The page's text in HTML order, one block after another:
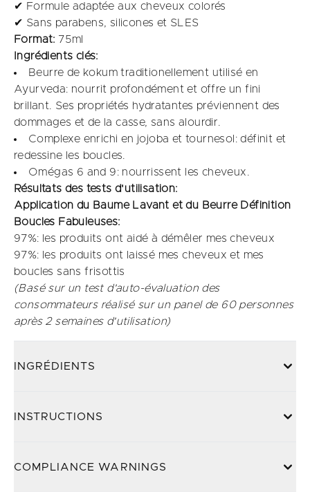
✔ Formule adaptée aux cheveux colorés
✔ Sans parabens, silicones et SLES
Format: 75ml
Ingrédients clés:
Beurre de kokum traditionellement utilisé en
Ayurveda: nourrit profondément et offre un fini
brillant. Ses propriétés hydratantes préviennent des
dommages et de la casse, sans alourdir.
Complexe enrichi en jojoba et tournesol: définit et
redessine les boucles. ​
Omégas 6 and 9: nourrissent les cheveux.
Résultats des tests d'utilisation:
Application du Baume Lavant et du Beurre Définition
Boucles Fabuleuses: ​
97%: les produits ont aidé à démêler mes cheveux
97%: les produits ont laissé mes cheveux et mes
boucles sans frisottis
(Basé sur un test d'auto-évaluation des
consommateurs réalisé sur un panel de 60 personnes
après 2 semaines d'utilisation)
INGRÉDIENTS
INSTRUCTIONS
COMPLIANCE WARNINGS